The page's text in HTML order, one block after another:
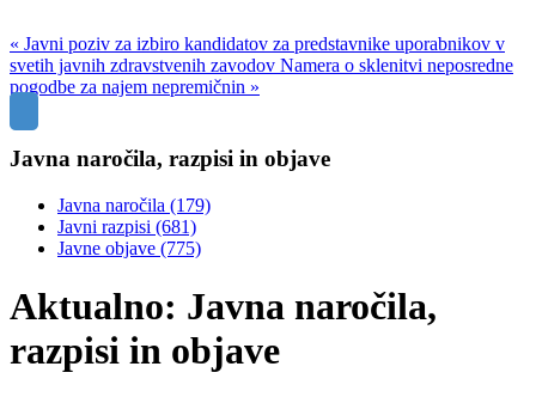
« Javni poziv za izbiro kandidatov za predstavnike uporabnikov v
svetih javnih zdravstvenih zavodov Namera o sklenitvi neposredne
pogodbe za najem nepremičnin »
Javna naročila, razpisi in objave
Javna naročila (179)
Javni razpisi (681)
Javne objave (775)
Aktualno: Javna naročila,
razpisi in objave